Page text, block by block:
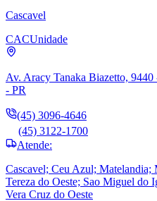
Cascavel
CACUnidade
Av. Aracy Tanaka Biazetto, 9440
- PR
(45) 3096-4646
(45) 3122-1700
Atende:
Cascavel; Ceu Azul; Matelandia;
Tereza do Oeste; Sao Miguel do
Vera Cruz do Oeste